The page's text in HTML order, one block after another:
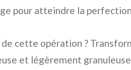
pour atteindre la
de cette opération ?
et légèrement